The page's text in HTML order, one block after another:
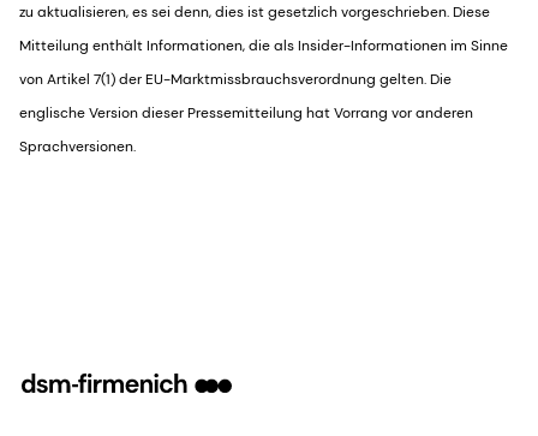
zu aktualisieren, es sei denn, dies ist gesetzlich vorgeschrieben. Diese
Mitteilung enthält Informationen, die als Insider-Informationen im Sinne
von Artikel 7(1) der EU-Marktmissbrauchsverordnung gelten. Die
englische Version dieser Pressemitteilung hat Vorrang vor anderen
Sprachversionen.